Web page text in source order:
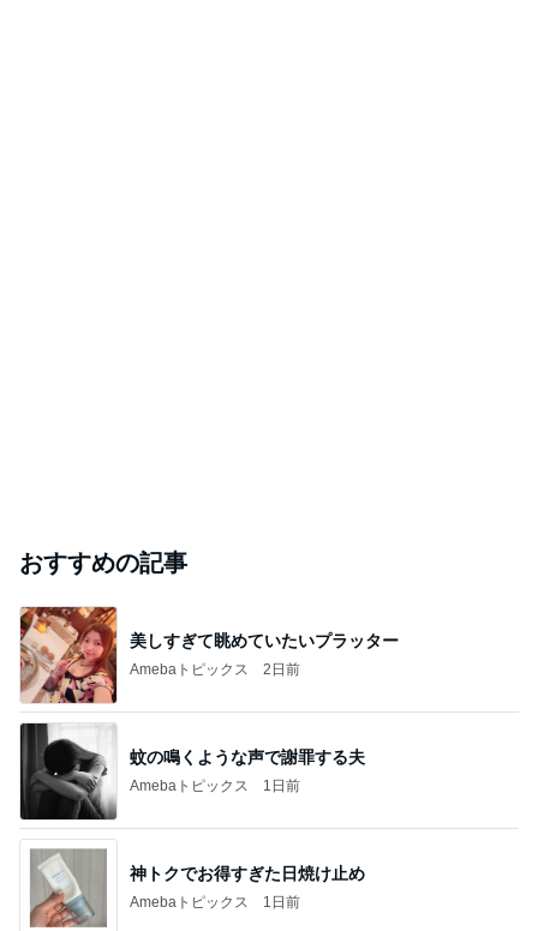
おすすめの記事
美しすぎて眺めていたいプラッター
Amebaトピックス 2日前
蚊の鳴くような声で謝罪する夫
Amebaトピックス 1日前
神トクでお得すぎた日焼け止め
Amebaトピックス 1日前